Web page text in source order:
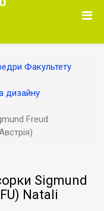
Факультету
дизайну
Freud
Sigmund
Natali